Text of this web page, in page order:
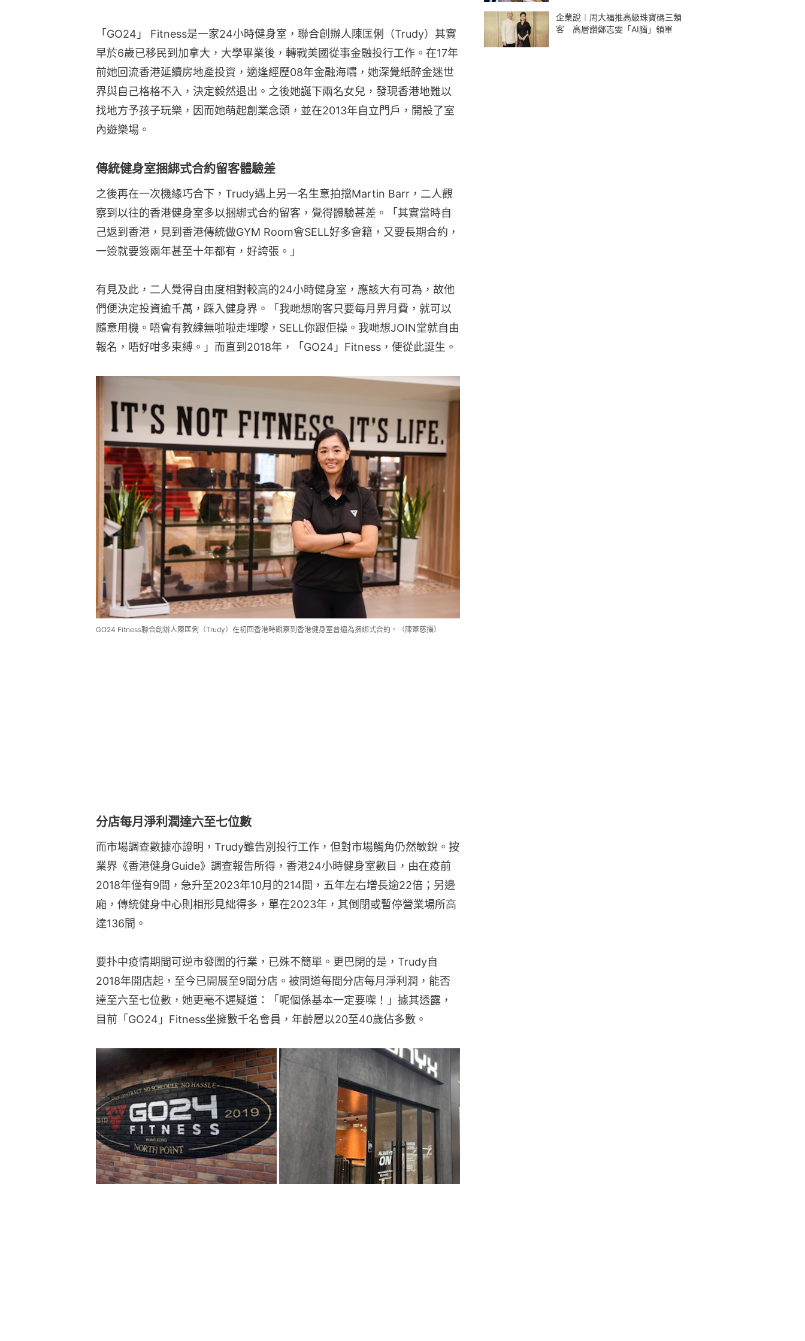
「GO24」 Fitness是一家24小時健身室，聯合創辦人陳匡俐（Trudy）其實
早於6歲已移民到加拿大，大學畢業後，轉戰美國從事金融投行工作。在17年
前她回流香港延續房地產投資，適逢經歷08年金融海嘯，她深覺紙醉金迷世
界與自己格格不入，決定毅然退出。之後她誕下兩名女兒，發現香港地難以
找地方予孩子玩樂，因而她萌起創業念頭，並在2013年自立門戶，開設了室
內遊樂場。
傳統健身室捆綁式合約留客體驗差
之後再在一次機緣巧合下，Trudy遇上另一名生意拍擋Martin Barr，二人觀
察到以往的香港健身室多以捆綁式合約留客，覺得體驗甚差。「其實當時自
己返到香港，見到香港傳統做GYM Room會SELL好多會籍，又要長期合約，
一簽就要簽兩年甚至十年都有，好誇張。」
有見及此，二人覺得自由度相對較高的24小時健身室，應該大有可為，故他
們便決定投資逾千萬，踩入健身界。「我哋想啲客只要每月畀月費，就可以
隨意用機。唔會有教練無啦啦走埋嚟，SELL你跟佢操。我哋想JOIN堂就自由
報名，唔好咁多束縛。」而直到2018年，「GO24」Fitness，便從此誕生。
GO24 Fitness聯合創辦人陳匡俐（Trudy）在初回香港時觀察到香港健身室普遍為捆綁式合約。（陳葦慈攝）
分店每月淨利潤達六至七位數
而市場調查數據亦證明，Trudy雖告別投行工作，但對市場觸角仍然敏銳。按
業界《香港健身Guide》調查報告所得，香港24小時健身室數目，由在疫前
2018年僅有9間，急升至2023年10月的214間，五年左右增長逾22倍；另邊
廂，傳統健身中心則相形見絀得多，單在2023年，其倒閉或暫停營業場所高
達136間。
要扑中疫情期間可逆市發圍的行業，已殊不簡單。更巴閉的是，Trudy自
2018年開店起，至今已開展至9間分店。被問道每間分店每月淨利潤，能否
達至六至七位數，她更毫不遲疑道：「呢個係基本一定要㗎！」據其透露，
目前「GO24」Fitness坐擁數千名會員，年齡層以20至40歲佔多數。
企業說︱周大福推高級珠寶碼三類
客 高層讚鄭志雯「AI腦」領軍